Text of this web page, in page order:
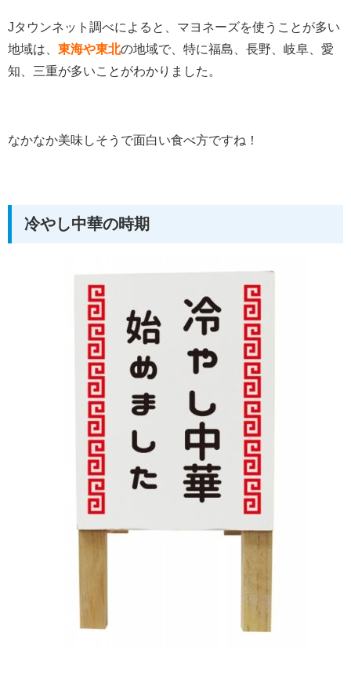
Jタウンネット調べによると、マヨネーズを使うことが多い
地域は、 東海や東北の地域で、特に福島、長野、岐阜、愛
知、三重が多いことがわかりました。
なかなか美味しそうで面白い食べ方ですね！
冷やし中華の時期